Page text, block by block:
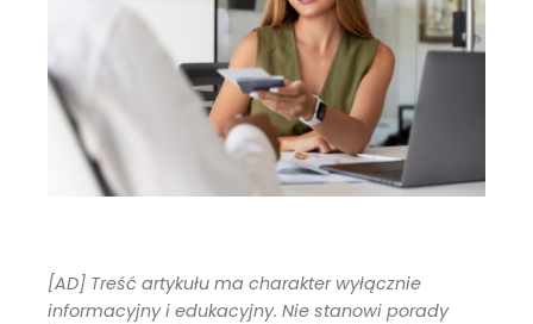
[AD] Treść artykułu ma charakter wyłącznie
informacyjny i edukacyjny. Nie stanowi porady